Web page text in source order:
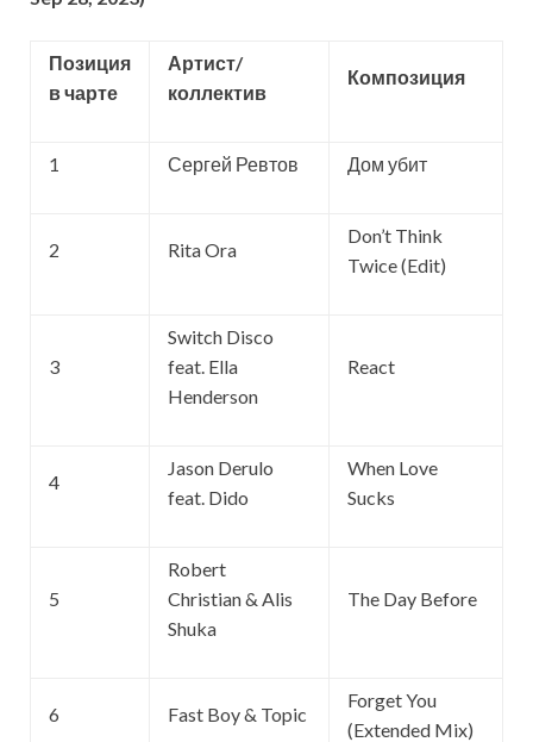
Позиция
в чарте
Артист/
коллектив
Композиция
1 Сергей Ревтов Дом убит
2 Rita Ora
Don’t Think
Twice (Edit)
3
Switch Disco
feat. Ella
Henderson
React
4
Jason Derulo
feat. Dido
When Love
Sucks
5
Robert
Christian & Alis
Shuka
The Day Before
6 Fast Boy & Topic
Forget You
(Extended Mix)